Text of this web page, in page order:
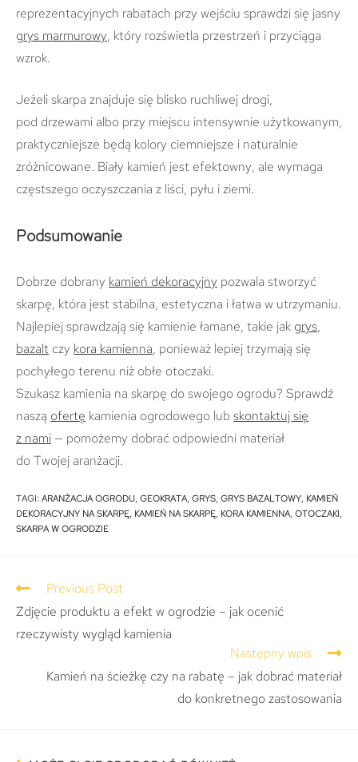
reprezentacyjnych rabatach przy wejściu sprawdzi się jasny
grys marmurowy, który rozświetla przestrzeń i przyciąga
wzrok.
Jeżeli skarpa znajduje się blisko ruchliwej drogi,
pod drzewami albo przy miejscu intensywnie użytkowanym,
praktyczniejsze będą kolory ciemniejsze i naturalnie
zróżnicowane. Biały kamień jest efektowny, ale wymaga
częstszego oczyszczania z liści, pyłu i ziemi.
Podsumowanie
Dobrze dobrany kamień dekoracyjny pozwala stworzyć
skarpę, która jest stabilna, estetyczna i łatwa w utrzymaniu.
Najlepiej sprawdzają się kamienie łamane, takie jak grys,
bazalt czy kora kamienna, ponieważ lepiej trzymają się
pochyłego terenu niż obłe otoczaki.
Szukasz kamienia na skarpę do swojego ogrodu? Sprawdź
naszą ofertę kamienia ogrodowego lubskontaktuj się
z nami — pomożemy dobrać odpowiedni materiał
do Twojej aranżacji.
TAGI: ARANŻACJA OGRODU, GEOKRATA, GRYS, GRYS BAZALTOWY, KAMIEŃ
DEKORACYJNY NA SKARPĘ, KAMIEŃ NA SKARPĘ, KORA KAMIENNA, OTOCZAKI,
SKARPA W OGRODZIE
Previous Post
Zdjęcie produktu a efekt w ogrodzie – jak ocenić
rzeczywisty wygląd kamienia
Następny wpis
Kamień na ścieżkę czy na rabatę – jak dobrać materiał
do konkretnego zastosowania